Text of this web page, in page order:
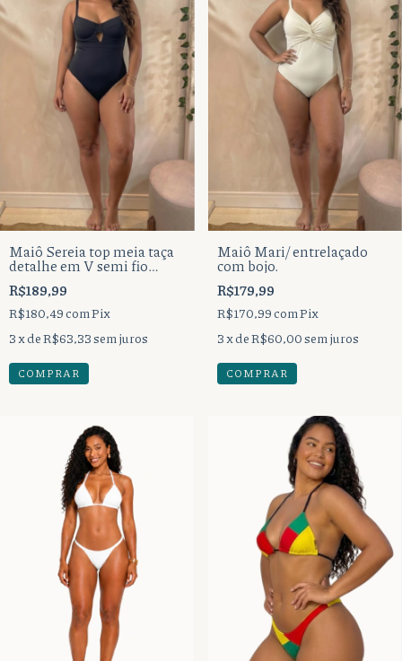
Maiô Sereia top meia taça
detalhe em V semi fio
duplo.
R$189,99
R$180,49 comPix
3 x deR$63,33sem juros
COMPRAR
Maiô Mari/ entrelaçado
com bojo.
R$179,99
R$170,99 comPix
3 x deR$60,00sem juros
COMPRAR